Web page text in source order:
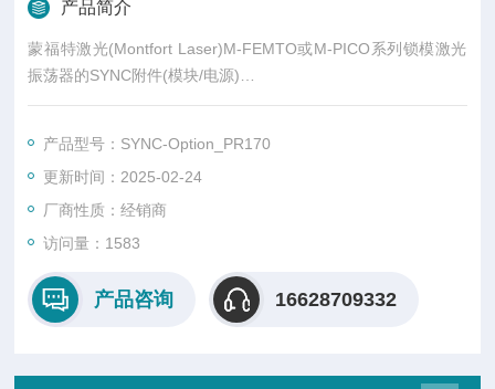
产品简介
蒙福特激光(Montfort Laser)M-FEMTO或M-PICO系列锁模激光
振荡器的SYNC附件(模块/电源)
产品总览
脉冲序列同步到客户提供的低噪声正弦交流电或方波参考信号
中。
产品型号：SYNC-Option_PR170
更新时间：2025-02-24
厂商性质：经销商
访问量：1583
产品咨询 16628709332